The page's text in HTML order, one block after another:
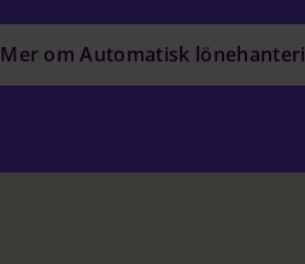
Mer om Automatisk